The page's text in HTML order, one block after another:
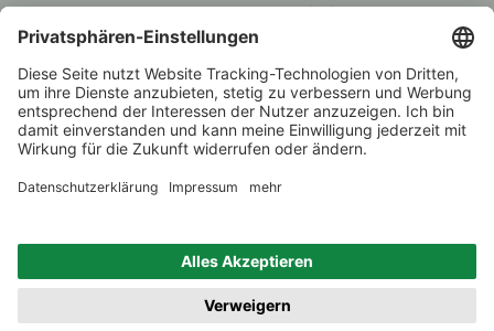
Alle Preise inkl. MwSt., zzgl. 5 €
60 € versand­kosten­
Beratung unter
1.000 Winzer –
Weinhändler
des Jahres 2022
Zurück